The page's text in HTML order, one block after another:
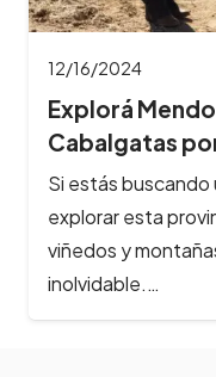
11/26/2024
8 Imperdibles
Sierras de Có…
Los ríos y arroyos
principales
y reciben cada